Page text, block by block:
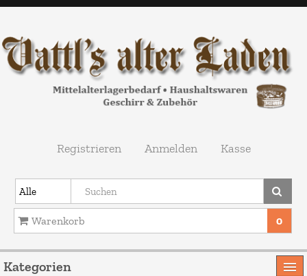
Registrieren Anmelden Kasse
Warenkorb 0
Ihr Warenkorb ist leer.
Kategorien